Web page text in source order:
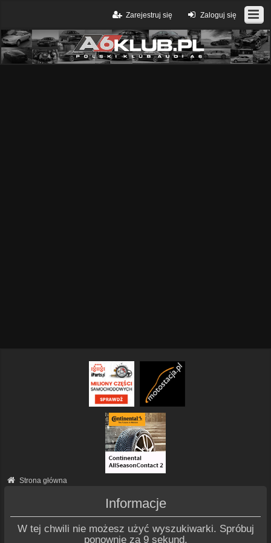
Zaloguj się
Zarejestruj się
Strona główna
Informacje
W tej chwili nie możesz użyć wyszukiwarki. Spróbuj
ponownie za 9 sekund.